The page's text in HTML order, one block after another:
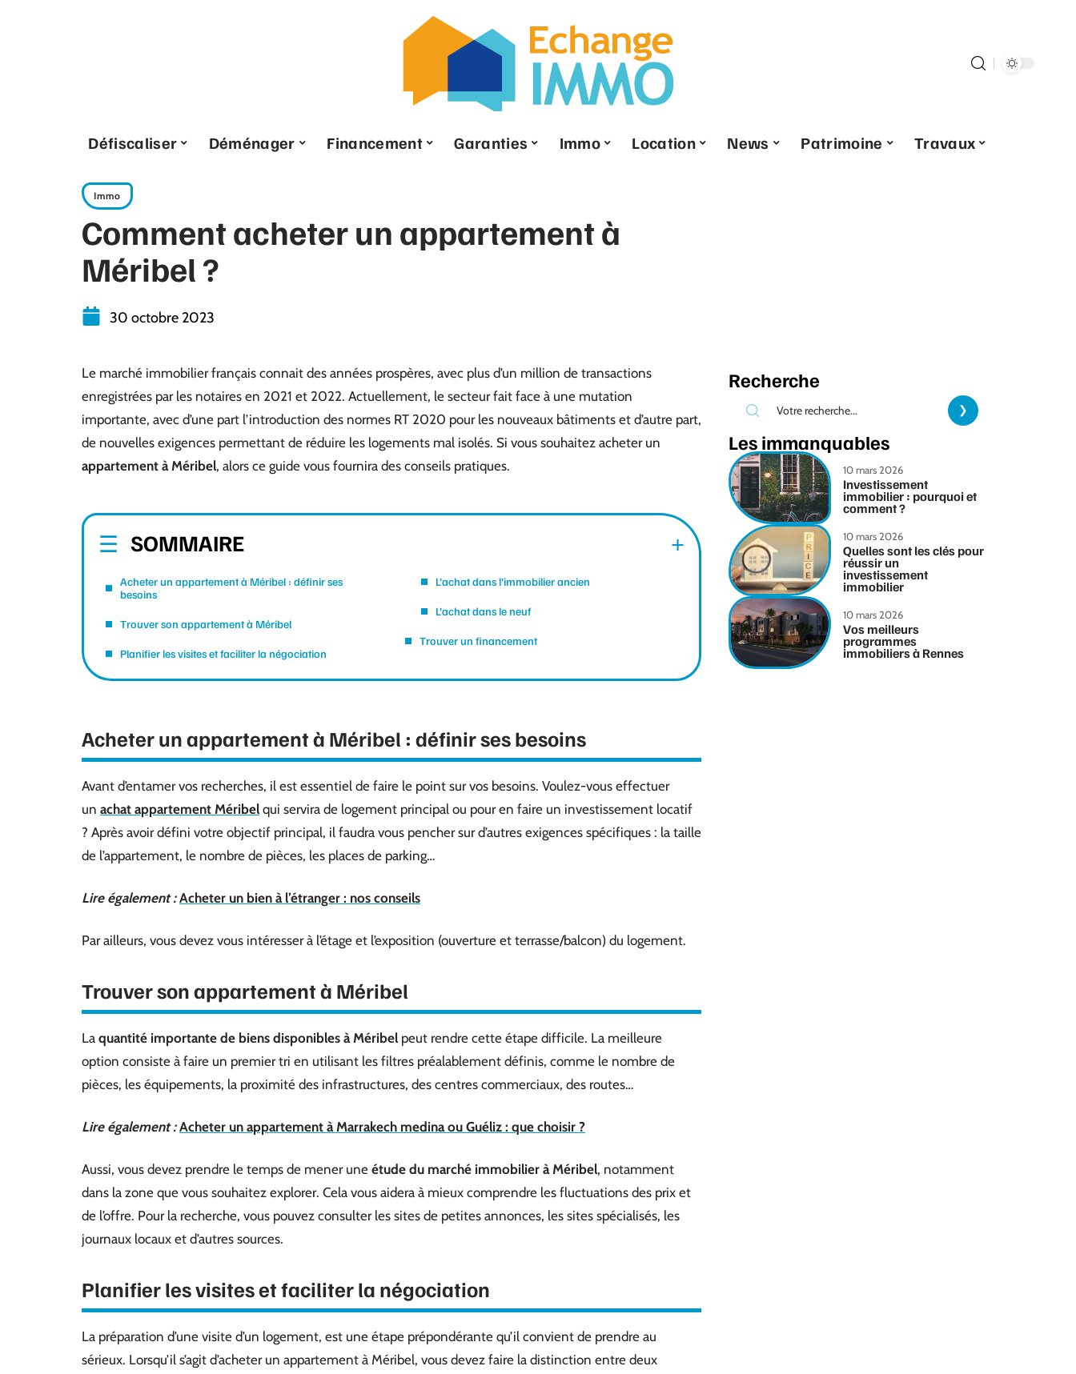
Défiscaliser Déménager Financement Garanties Immo Location News Patrimoine Travaux
Immo
Comment acheter un appartement à
Méribel ?
30 octobre 2023
Le marché immobilier français connait des années prospères, avec plus d’un million de transactions
enregistrées par les notaires en 2021 et 2022. Actuellement, le secteur fait face à une mutation
importante, avec d’une part l’introduction des normes RT 2020 pour les nouveaux bâtiments et d’autre part,
de nouvelles exigences permettant de réduire les logements mal isolés. Si vous souhaitez acheter un
appartement à Méribel, alors ce guide vous fournira des conseils pratiques.
SOMMAIRE
Acheter un appartement à Méribel : définir ses
besoins
Trouver son appartement à Méribel
Planifier les visites et faciliter la négociation
L’achat dans l’immobilier ancien
L’achat dans le neuf
Trouver un financement
Acheter un appartement à Méribel : définir ses besoins
Avant d’entamer vos recherches, il est essentiel de faire le point sur vos besoins. Voulez-vous effectuer
un achat appartement Méribel qui servira de logement principal ou pour en faire un investissement locatif
? Après avoir défini votre objectif principal, il faudra vous pencher sur d’autres exigences spécifiques : la taille
de l’appartement, le nombre de pièces, les places de parking…
Lire également : Acheter un bien à l’étranger : nos conseils
Par ailleurs, vous devez vous intéresser à l’étage et l’exposition (ouverture et terrasse/balcon) du logement.
Trouver son appartement à Méribel
La quantité importante de biens disponibles à Méribel peut rendre cette étape difficile. La meilleure
option consiste à faire un premier tri en utilisant les filtres préalablement définis, comme le nombre de
pièces, les équipements, la proximité des infrastructures, des centres commerciaux, des routes…
Lire également : Acheter un appartement à Marrakech medina ou Guéliz : que choisir ?
Aussi, vous devez prendre le temps de mener une étude du marché immobilier à Méribel, notamment
dans la zone que vous souhaitez explorer. Cela vous aidera à mieux comprendre les fluctuations des prix et
de l’offre. Pour la recherche, vous pouvez consulter les sites de petites annonces, les sites spécialisés, les
journaux locaux et d’autres sources.
Planifier les visites et faciliter la négociation
La préparation d’une visite d’un logement, est une étape prépondérante qu’il convient de prendre au
sérieux. Lorsqu’il s’agit d’acheter un appartement à Méribel, vous devez faire la distinction entre deux
Recherche
Les immanquables
10 mars 2026
Investissement
immobilier : pourquoi et
comment ?
10 mars 2026
Quelles sont les clés pour
réussir un
investissement
immobilier
10 mars 2026
Vos meilleurs
programmes
immobiliers à Rennes